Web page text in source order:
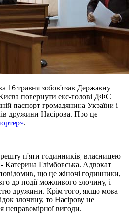
16 травня зобов'язав Державну
повернути екс-голові ДФС
паспорт громадянина України і
дружини Насірова. Про це
.
п'яти годинників, власницею
Катерина Глімбовська. Адвокат
що це жіночі годинники,
до події можливого злочину, і
дружини. Крім того, якщо мова
злочину, то Насірову не
неправомірної вигоди.